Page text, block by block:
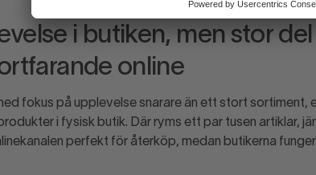
i butiken, men stor del
online
fokus på upplevelse snarare än ett stort sortiment,
i fysisk butik. Där ryms ett par tusen artiklar,
perfekt för återköp, medan butikerna